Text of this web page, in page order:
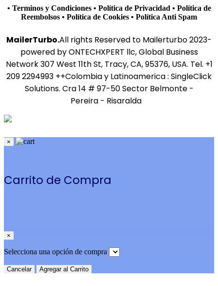
• Terminos y Condiciones • Política de Privacidad • Política de
Reembolsos • Política de Cookies • Política Anti Spam
MailerTurbo.All rights Reserved to Mailerturbo 2023-
powered by ONTECHXPERT llc, Global Business
Network 307 West 11th St, Tracy, CA, 95376, USA. Tel. +1
209 2294993 ++Colombia y Latinoamerica : SingleClick
Solutions. Cra 14 # 97-50 Sector Belmonte -
Pereira - Risaralda
×
Carrito de Compra
×
Selecciona una opción de compra
Cancelar Agregar al Carrito